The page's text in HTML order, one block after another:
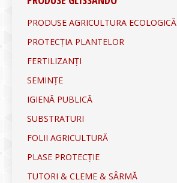
PRODUSE AGRICULTURA ECOLOGICĂ
PROTECȚIA PLANTELOR
FERTILIZANȚI
SEMINȚE
IGIENĂ PUBLICĂ
SUBSTRATURI
FOLII AGRICULTURĂ
PLASE PROTECȚIE
TUTORI & CLEME & SÂRMĂ